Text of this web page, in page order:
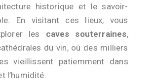
historique et le savoir-
En visitant ces lieux, vous
les caves souterraines,
du vin, où des milliers
vieillissent patiemment dans
l’humidité.